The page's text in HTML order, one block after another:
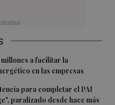
a facilitar la
en las empresas
para completar el PAI
paralizado desde hace más